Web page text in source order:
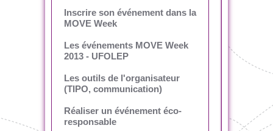
Inscrire son événement dans la
MOVE Week
Les événements MOVE Week
2013 - UFOLEP
Les outils de l'organisateur
(TIPO, communication)
Réaliser un événement éco-
responsable